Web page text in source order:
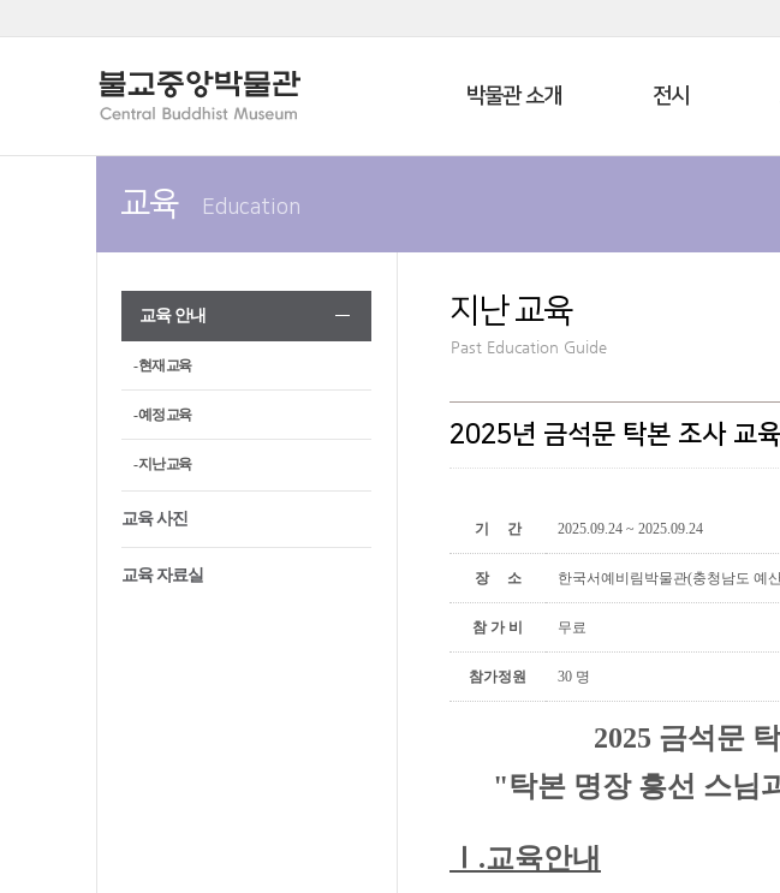
박물관 소개 전시
교육 Education
교육 안내
- 현재 교육
- 예정 교육
- 지난 교육
교육 사진
교육 자료실
지난 교육
Past Education Guide
2025년 금석문 탁본 조사 교
기 간 2025.09.24 ~ 2025.09.24
장 소 한국서예비림박물관(충청남도 예
참 가 비 무료
참가정원 30 명
2025 금석문 탁본
"탁본 명장 흥선 스님
.교육안내